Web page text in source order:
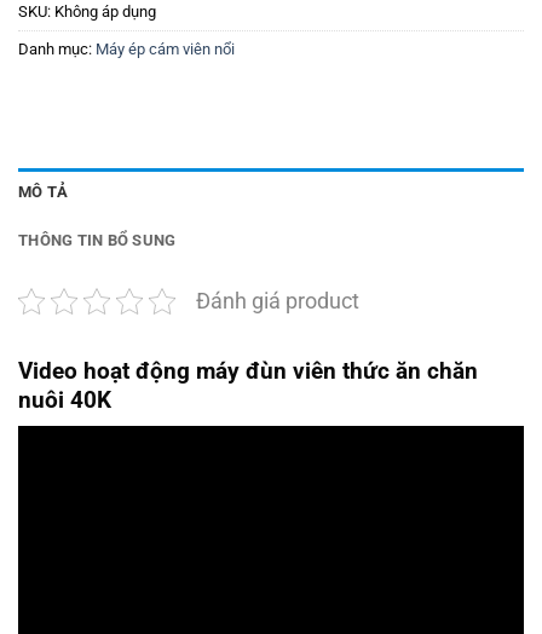
SKU: Không áp dụng
Danh mục: Máy ép cám viên nổi
MÔ TẢ
THÔNG TIN BỔ SUNG
Đánh giá product
Video hoạt động máy đùn viên thức ăn chăn
nuôi 40K